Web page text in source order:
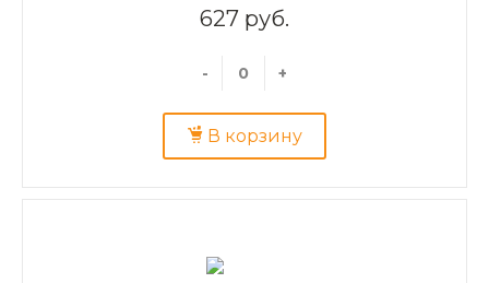
627 руб.
- +
В корзину